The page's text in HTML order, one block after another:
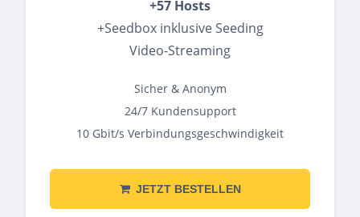
+57 Hosts
+Seedbox inklusive Seeding
Video-Streaming
Sicher & Anonym
24/7 Kundensupport
10 Gbit/s Verbindungsgeschwindigkeit
JETZT BESTELLEN